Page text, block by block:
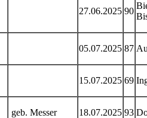
27.06.2025 90
05.07.2025 87
15.07.2025 69
geb. Messer 18.07.2025 93